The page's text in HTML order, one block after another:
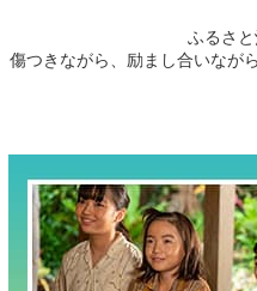
ふるさ
傷つきながら、励まし合いなが